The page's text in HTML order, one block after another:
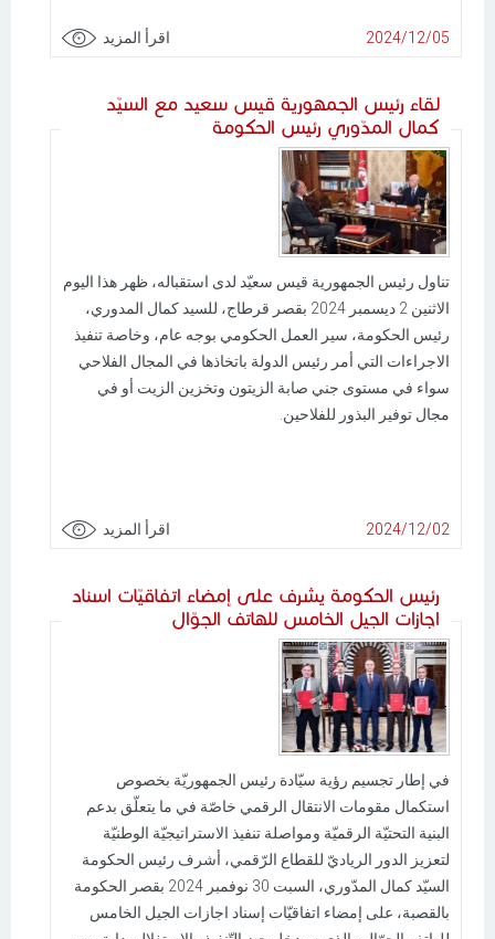
2024/12/05 اقرأ المزيد
لقاء رئيس الجمهورية قيس سعيد مع السيّد
كمال المدّوري رئيس الحكومة
تناول رئيس الجمهورية قيس سعيّد لدى استقباله، ظهر هذا اليوم
الاثنين 2 ديسمبر 2024 بقصر قرطاج، للسيد كمال المدوري،
رئيس الحكومة، سير العمل الحكومي بوجه عام، وخاصة تنفيذ
الاجراءات التي أمر رئيس الدولة باتخاذها في المجال الفلاحي
سواء في مستوى جني صابة الزيتون وتخزين الزيت أو في
مجال توفير البذور للفلاحين.
2024/12/02 اقرأ المزيد
رئيس الحكومة يشرف على إمضاء اتفاقيّات اسناد
اجازات الجيل الخامس للهاتف الجوّال
في إطار تجسيم رؤية سيّادة رئيس الجمهوريّة بخصوص
استكمال مقومات الانتقال الرقمي خاصّة في ما يتعلّق بدعم
البنية التحتيّة الرقميّة ومواصلة تنفيذ الاستراتيجيّة الوطنيّة
لتعزيز الدور الرياديّ للقطاع الرّقمي، أشرف رئيس الحكومة
السيّد كمال المدّوري، السبت 30 نوفمبر 2024 بقصر الحكومة
بالقصبة، على إمضاء اتفاقيّات إسناد اجازات الجيل الخامس